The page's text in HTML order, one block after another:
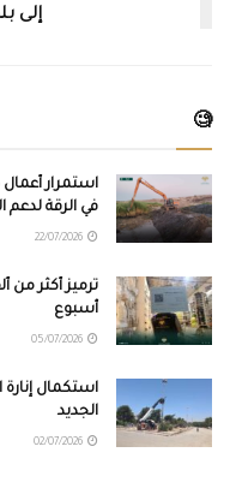
إلى
🧐
استمرار
في الرقة لدعم
أسبوع
استكمال إنارة
الجديد